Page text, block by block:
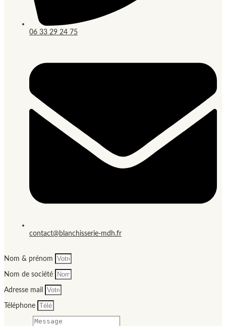
06 33 29 24 75
contact@blanchisserie-mdh.fr
Nom & prénom
Nom de société
Adresse mail
Téléphone